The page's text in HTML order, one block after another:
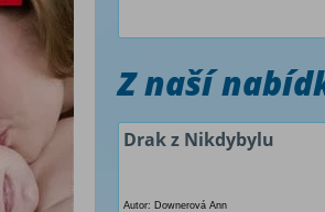
Z naší
Drak z Nikdybylu
Autor: Downerová Ann